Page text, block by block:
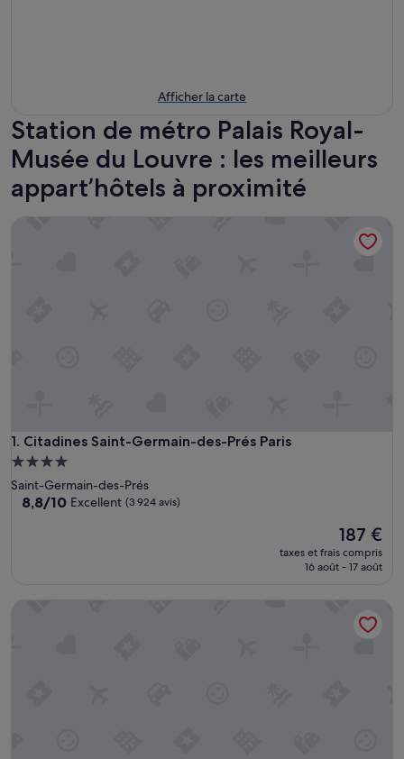
Afficher la carte
Station de métro Palais Royal-
Musée du Louvre : les meilleurs
appart’hôtels à proximité
1. Citadines Saint-Germain-des-Prés Paris
Citadines Saint-Germain-des-Prés Paris
Hébergement
4.0 étoiles
Saint-Germain-des-Prés
8.8
8,8/10 Excellent (3 924 avis)
Le
nouveau
prix
187 €
taxes et frais compris
16 août - 17 août